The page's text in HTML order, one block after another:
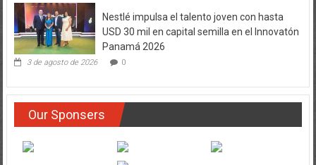
Nestlé impulsa el talento joven con hasta
USD 30 mil en capital semilla en el Innovatón
Panamá 2026
3 de agosto de 2026 0
Our Sponsers